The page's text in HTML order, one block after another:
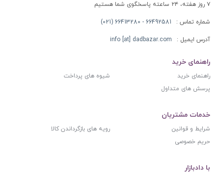
۷ روز هفته، ۲۴ ساعته پاسخگوی شما هستیم
شماره تماس : 66492581 - 66413280 (021)
آدرس ایمیل : info [at] dadbazar.com
راهنمای خرید
راهنمای خرید
شیوه های پرداخت
پرسش های متداول
خدمات مشتریان
شرایط و قوانین
رویه های بازگرداندن کالا
حریم خصوصی
با دادبازار